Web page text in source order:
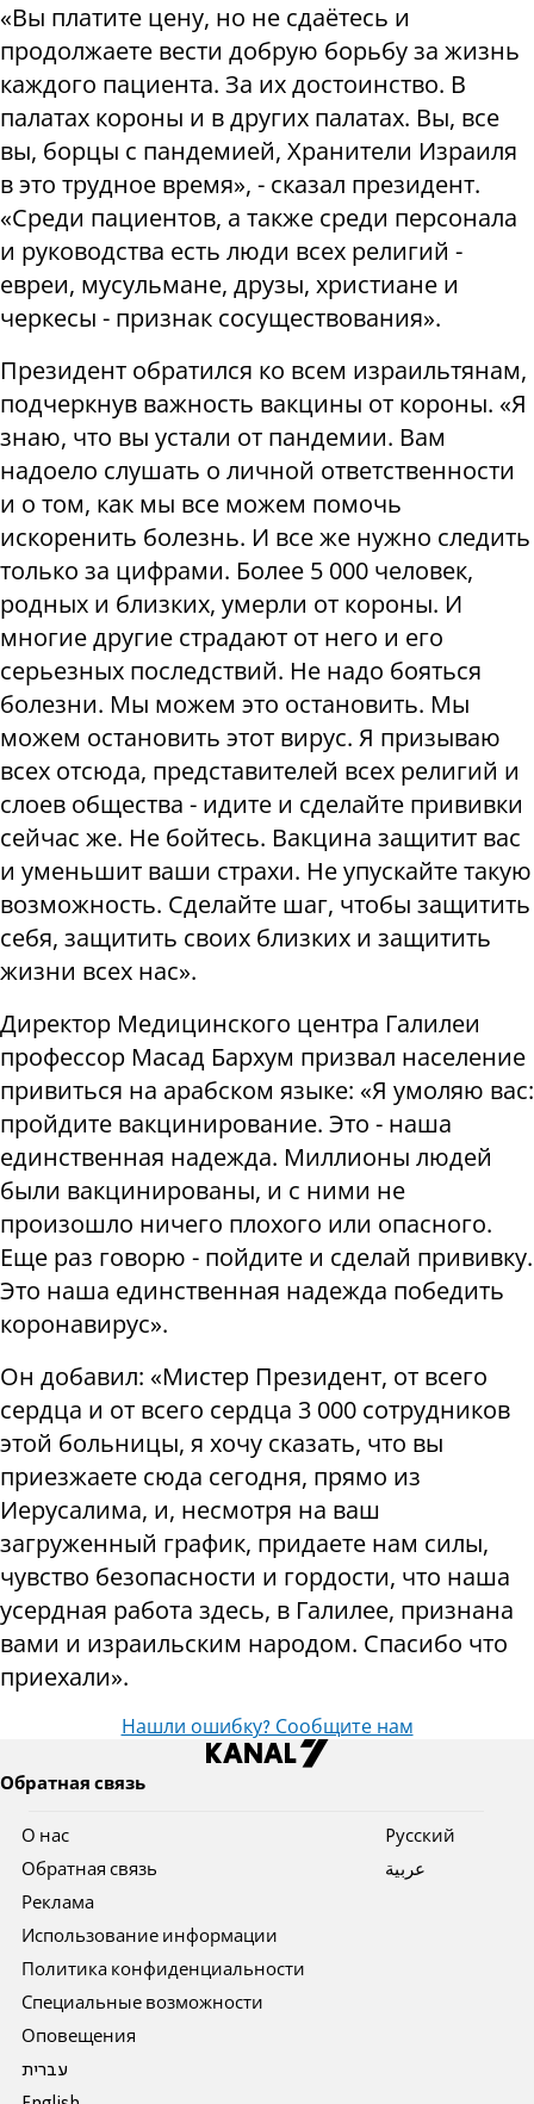
«Вы платите цену, но не сдаётесь и
продолжаете вести добрую борьбу за жизнь
каждого пациента. За их достоинство. В
палатах короны и в других палатах. Вы, все
вы, борцы с пандемией, Хранители Израиля
в это трудное время», - сказал президент.
«Среди пациентов, а также среди персонала
и руководства есть люди всех религий -
евреи, мусульмане, друзы, христиане и
черкесы - признак сосуществования».
Президент обратился ко всем израильтянам,
подчеркнув важность вакцины от короны. «Я
знаю, что вы устали от пандемии. Вам
надоело слушать о личной ответственности
и о том, как мы все можем помочь
искоренить болезнь. И все же нужно следить
только за цифрами. Более 5 000 человек,
родных и близких, умерли от короны. И
многие другие страдают от него и его
серьезных последствий. Не надо бояться
болезни. Мы можем это остановить. Мы
можем остановить этот вирус. Я призываю
всех отсюда, представителей всех религий и
слоев общества - идите и сделайте прививки
сейчас же. Не бойтесь. Вакцина защитит вас
и уменьшит ваши страхи. Не упускайте такую
​​возможность. Сделайте шаг, чтобы защитить
себя, защитить своих близких и защитить
жизни всех нас».
Директор Медицинского центра Галилеи
профессор Масад Бархум призвал население
привиться на арабском языке: «Я умоляю вас:
пройдите вакцинирование. Это - наша
единственная надежда. Миллионы людей
были вакцинированы, и с ними не
произошло ничего плохого или опасного.
Еще раз говорю - пойдите и сделай прививку.
Это наша единственная надежда победить
коронавирус».
Он добавил: «Мистер Президент, от всего
сердца и от всего сердца 3 000 сотрудников
этой больницы, я хочу сказать, что вы
приезжаете сюда сегодня, прямо из
Иерусалима, и, несмотря на ваш
загруженный график, придаете нам силы,
чувство безопасности и гордости, что наша
усердная работа здесь, в Галилее, признана
вами и израильским народом. Спасибо что
приехали».
Нашли ошибку? Сообщите нам
Обратная связь
О нас
Обратная связь
Реклама
Использование информации
Политика конфиденциальности
Специальные возможности
Оповещения
עברית
Pусский
عربية